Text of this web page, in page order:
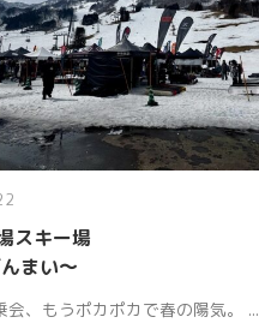
スキー場
まい〜
会、もうポカポカで春の陽気。 ...